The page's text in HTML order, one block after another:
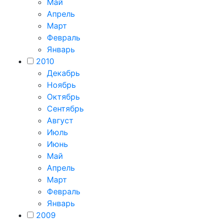
Апрель
Март
Февраль
Январь
2010
Декабрь
Ноябрь
Октябрь
Сентябрь
Август
Июль
Июнь
Май
Апрель
Март
Февраль
Январь
2009